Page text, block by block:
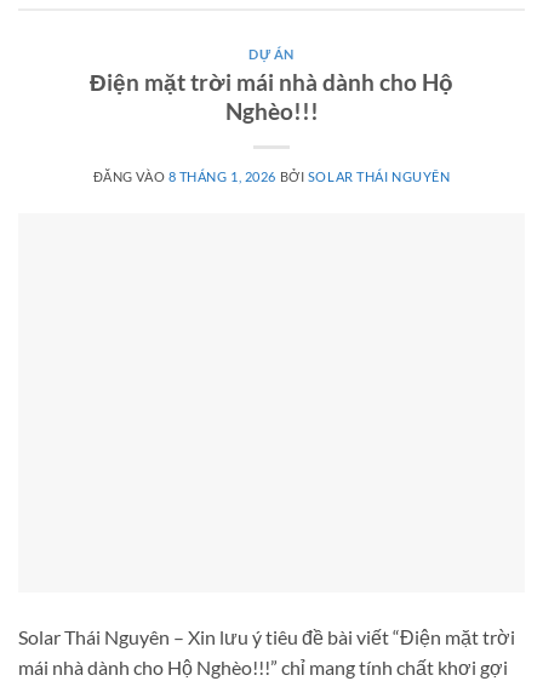
DỰ ÁN
Điện mặt trời mái nhà dành cho Hộ
Nghèo!!!
ĐĂNG VÀO 8 THÁNG 1, 2026 BỞI SOLAR THÁI NGUYÊN
Solar Thái Nguyên – Xin lưu ý tiêu đề bài viết “Điện mặt trời
mái nhà dành cho Hộ Nghèo!!!” chỉ mang tính chất khơi gợi